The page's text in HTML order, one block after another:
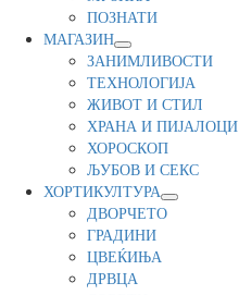
ПОЗНАТИ
МАГАЗИН
ЗАНИМЛИВОСТИ
ТЕХНОЛОГИЈА
ЖИВОТ И СТИЛ
ХРАНА И ПИЈАЛОЦИ
ХОРОСКОП
ЉУБОВ И СЕКС
ХОРТИКУЛТУРА
ДВОРЧЕТО
ГРАДИНИ
ЦВЕЌИЊА
ДРВЦА